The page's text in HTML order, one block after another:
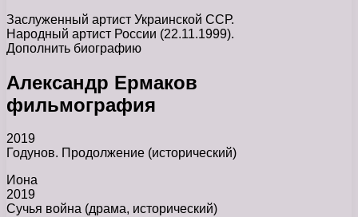
Заслуженный артист Украинской ССР.
Народный артист России (22.11.1999).
Дополнить биографию
Александр Ермаков
фильмография
2019
Годунов. Продолжение (исторический)
Иона
2019
Сучья война (драма, исторический)